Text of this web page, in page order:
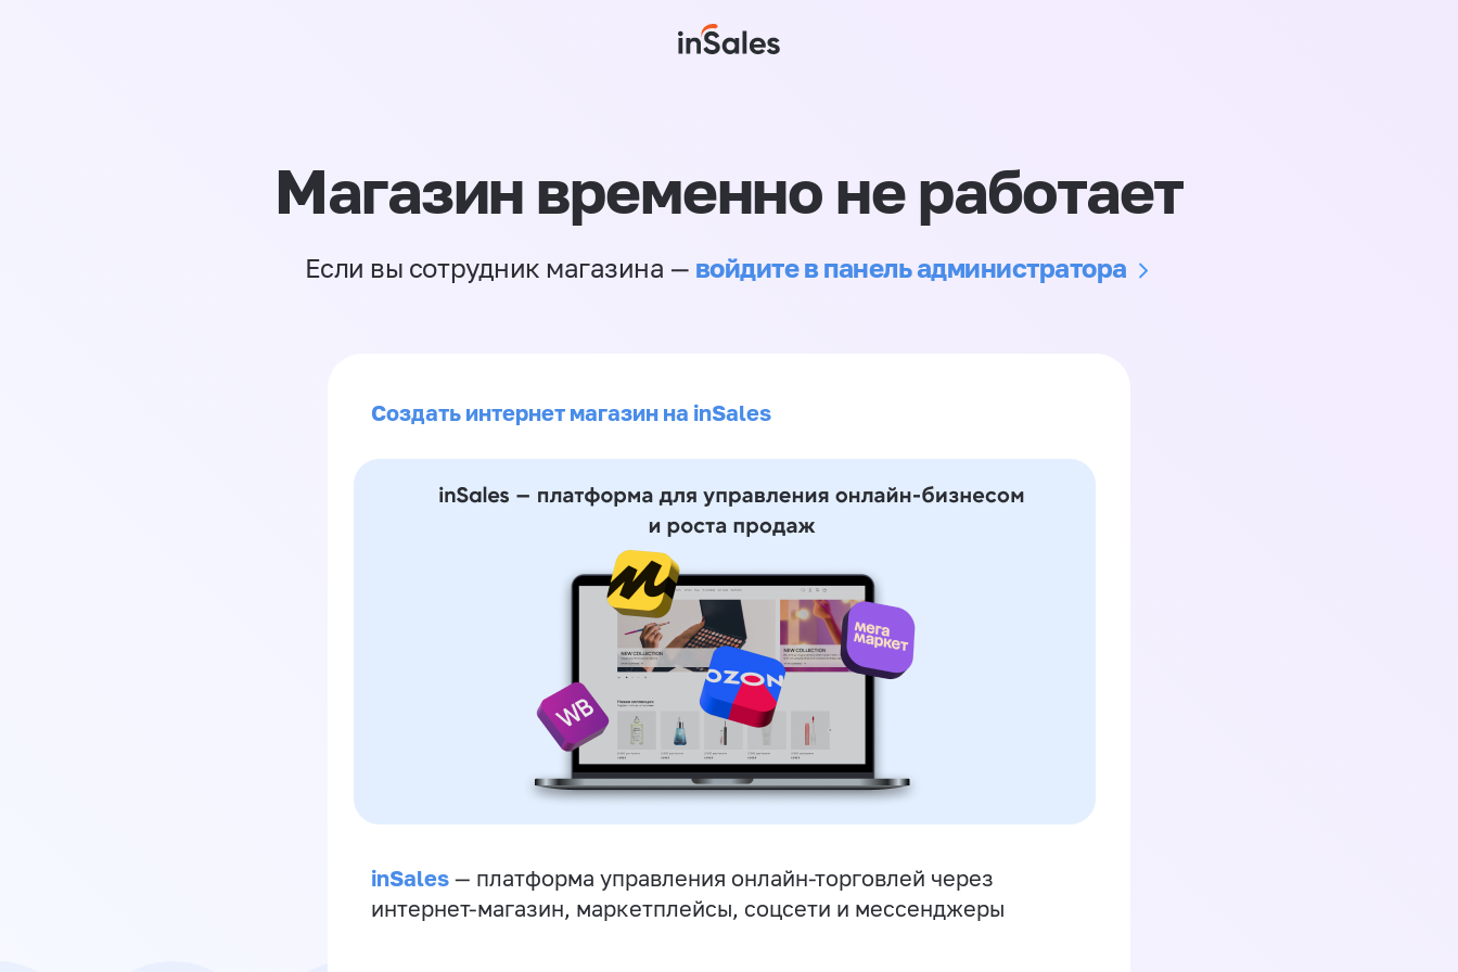
Магазин временно не работает
Если вы сотрудник магазина — войдите в панель администратора
Создать интернет магазин на inSales
inSales — платформа управления онлайн-торговлей через
интернет-магазин, маркетплейсы, соцсети и мессенджеры